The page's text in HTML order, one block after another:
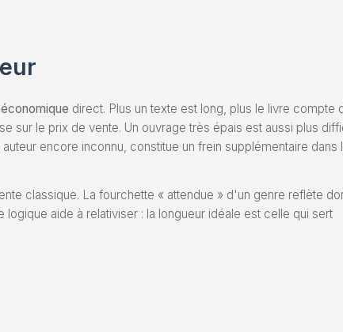
économique direct. Plus un texte est long, plus le livre compte
sur le prix de vente. Un ouvrage très épais est aussi plus
encore inconnu, constitue un frein supplémentaire dans
classique. La fourchette « attendue » d'un genre reflète
aide à relativiser : la longueur idéale est celle qui sert